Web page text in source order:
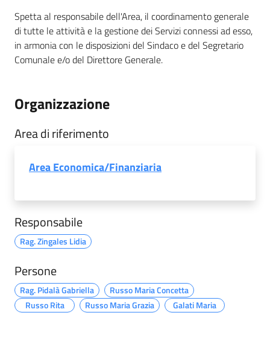
Spetta al responsabile dell'Area, il coordinamento generale
di tutte le attività e la gestione dei Servizi connessi ad esso,
in armonia con le disposizioni del Sindaco e del Segretario
Comunale e/o del Direttore Generale.
Organizzazione
Area di riferimento
Area Economica/Finanziaria
Responsabile
Rag. Zingales Lidia
Persone
Rag. Pidalà Gabriella
Russo Maria Concetta
Russo Rita
Russo Maria Grazia Galati Maria